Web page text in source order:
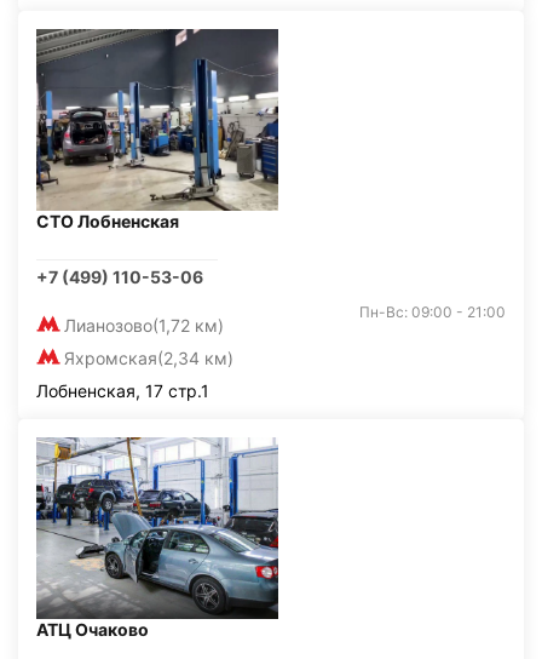
СТО Лобненская
+7 (499) 110-53-06
Лианозово(1,72 км)
Яхромская(2,34 км)
Пн-Вс: 09:00 - 21:00
Лобненская, 17 стр.1
АТЦ Очаково